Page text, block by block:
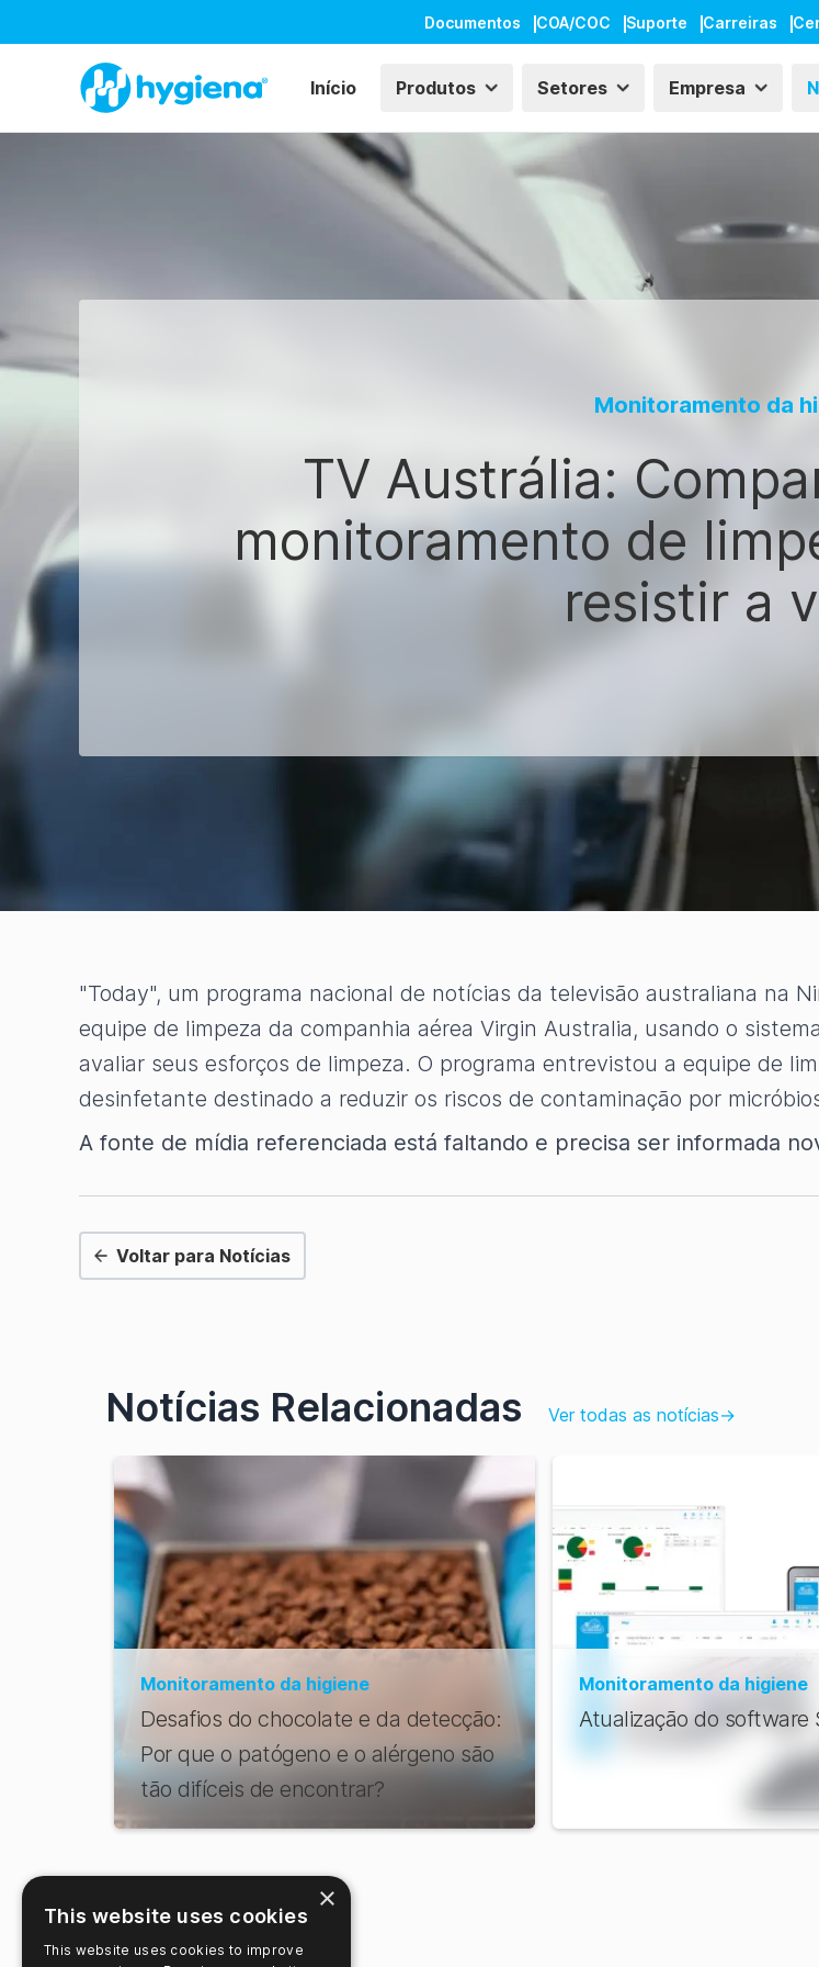
Documentos COA/COC Suporte Carreiras
Início Produtos Setores Empresa
Monitoramento da
TV Austrália:
monitoramento de
resistir a
"Today", um programa nacional de notícias da televisão australiana na
equipe de limpeza da companhia aérea Virgin Australia, usando o
avaliar seus esforços de limpeza. O programa entrevistou a equipe de
desinfetante destinado a reduzir os riscos de contaminação por
A fonte de mídia referenciada está faltando e precisa ser informada
Voltar para Notícias
Notícias Relacionadas Ver todas as notícias→
Monitoramento da higiene
Desafios do chocolate e da detecção:
Por que o patógeno e o alérgeno são
tão difíceis de encontrar?
Monitoramento da higiene
Atualização do software
×
This website uses cookies
This website uses cookies to improve